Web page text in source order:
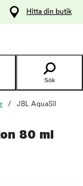
Hitta din butik
Sök
JBL AquaSil
80 ml